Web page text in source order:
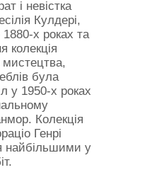
і невістка
Кулдері,
х роках та
колекція
мистецтва,
була
у 1950-х роках
Колекція
Генрі
найбільшими у